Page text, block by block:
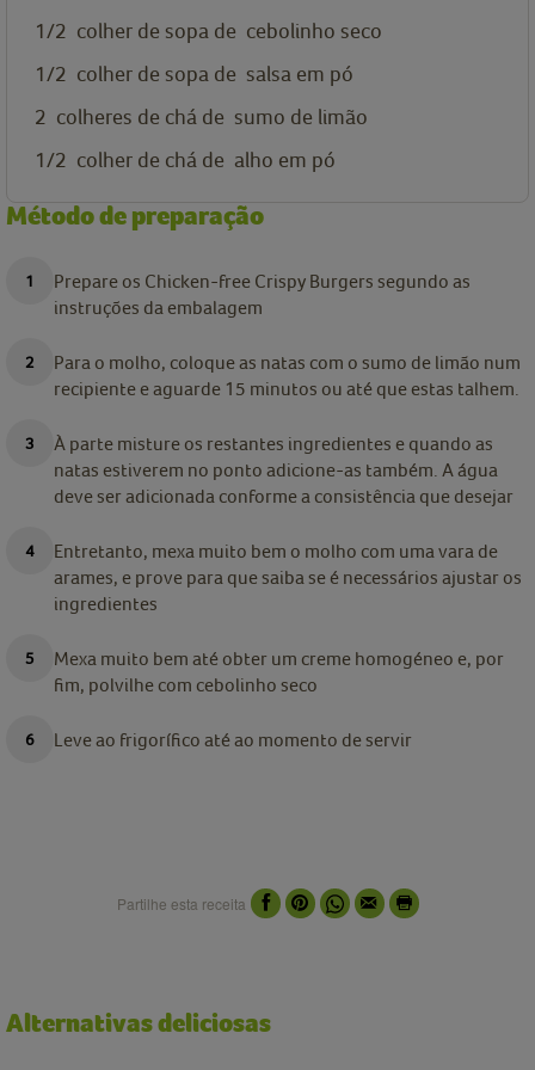
1/2 colher de sopa de cebolinho seco
1/2 colher de sopa de salsa em pó
2 colheres de chá de sumo de limão
1/2 colher de chá de alho em pó
Método de preparação
Prepare os Chicken-free Crispy Burgers segundo as
instruções da embalagem
Para o molho, coloque as natas com o sumo de limão num
recipiente e aguarde 15 minutos ou até que estas talhem.
À parte misture os restantes ingredientes e quando as
natas estiverem no ponto adicione-as também. A água
deve ser adicionada conforme a consistência que desejar
Entretanto, mexa muito bem o molho com uma vara de
arames, e prove para que saiba se é necessários ajustar os
ingredientes
Mexa muito bem até obter um creme homogéneo e, por
fim, polvilhe com cebolinho seco
Leve ao frigorífico até ao momento de servir
Partilhe esta receita
Alternativas deliciosas